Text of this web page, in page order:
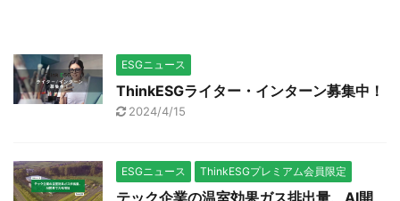
ESGニュース
ThinkESGライター・インターン募集中！
2024/4/15
ESGニュース ThinkESGプレミアム会員限定
テック企業の温室効果ガス排出量、AI開